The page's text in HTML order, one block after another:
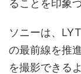
ることを印象
ソニーは、
の最前線を推
を撮影できる